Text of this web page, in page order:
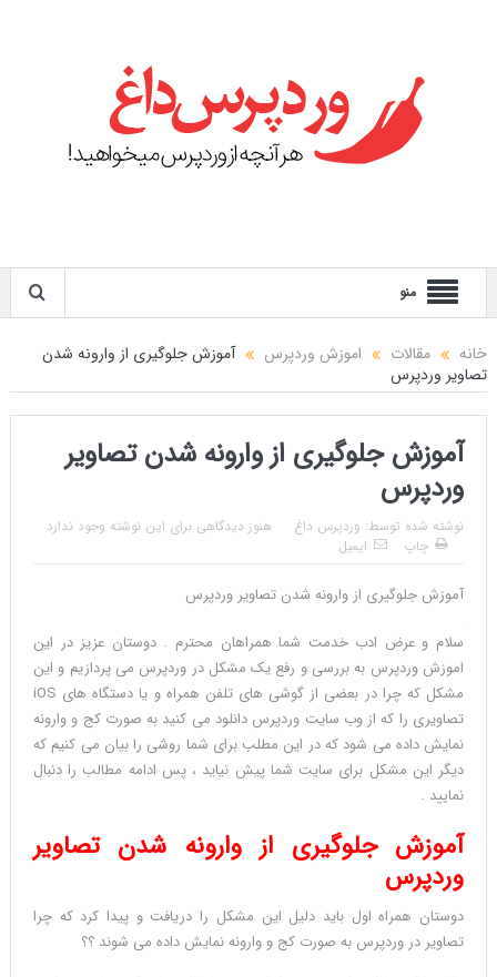
منو
خانه مقالات اموزش وردپرس
آموزش جلوگیری از وارونه شدن
تصاویر وردپرس
آموزش جلوگیری از وارونه شدن تصاویر
وردپرس
نوشته شده توسط: وردپرس داغ
هنوز دیدگاهی برای این نوشته وجود ندارد
چاپ
ایمیل
آموزش جلوگیری از وارونه شدن تصاویر وردپرس
آموزش
جلوگیری
از
وارونه
شدن
تصاویر
وردپرس
محمد
ملکی
on
Aug
سلام و عرض ادب خدمت شما همراهان محترم . دوستان عزیز در این
اموزش وردپرس به بررسی و رفع یک مشکل در وردپرس می پردازیم و این
مشکل که چرا در بعضی از گوشی های تلفن همراه و یا دستگاه های iOS
تصاویری را که از وب سایت وردپرس دانلود می کنید به صورت کج و وارونه
نمایش داده می شود که در این مطلب برای شما روشی را بیان می کنیم که
دیگر این مشکل برای سایت شما پیش نیاید ، پس ادامه مطالب را دنبال
نمایید .
آموزش جلوگیری از وارونه شدن تصاویر
وردپرس
دوستان همراه اول باید دلیل این مشکل را دریافت و پیدا کرد که چرا
تصاویر در وردپرس به صورت کج و وارونه نمایش داده می شوند ؟؟